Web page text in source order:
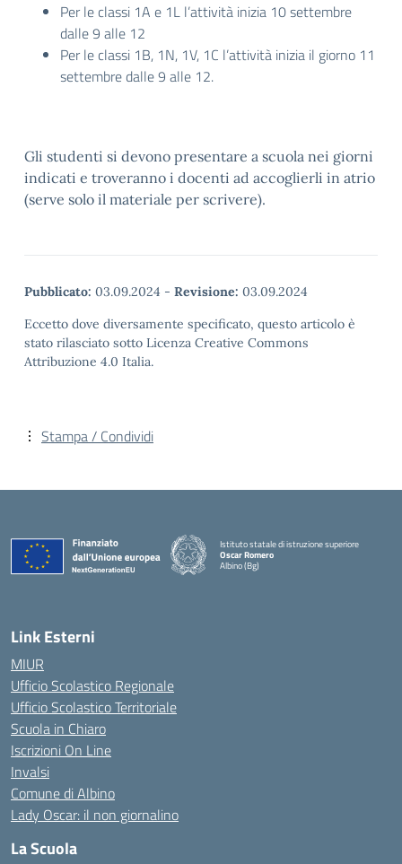
Per le classi 1A e 1L l’attività inizia 10 settembre
dalle 9 alle 12
Per le classi 1B, 1N, 1V, 1C l’attività inizia il giorno 11
settembre dalle 9 alle 12.
Gli studenti si devono presentare a scuola nei giorni
indicati e troveranno i docenti ad accoglierli in atrio
(serve solo il materiale per scrivere).
Pubblicato: 03.09.2024 - Revisione: 03.09.2024
Eccetto dove diversamente specificato, questo articolo è
stato rilasciato sotto Licenza Creative Commons
Attribuzione 4.0 Italia.
Stampa / Condividi
Istituto statale di istruzione superiore
Oscar Romero
Albino (Bg)
Link Esterni
MIUR
Ufficio Scolastico Regionale
Ufficio Scolastico Territoriale
Scuola in Chiaro
Iscrizioni On Line
Invalsi
Comune di Albino
Lady Oscar: il non giornalino
La Scuola